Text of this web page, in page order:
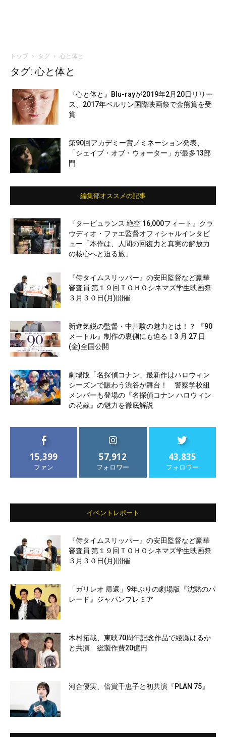
トップ タグ 心と体と
タグ: 心と体と
『心と体と』Blu-rayが2019年2月20日リリー
ス、2017年ベルリン国際映画祭で金熊賞を受
賞
第90回アカデミー賞ノミネーション発表、
「シェイプ・オブ・ウォーター」が最多13部
門
編集部オススメの記事
『タービュランス 絶空 16,000フィート』クラ
ウディオ・ファエ監督オフィシャルインタビ
ュー「本作は、人間の回復力と真実の解放力
の核心へと迫る旅」
『侍タイムスリッパー』の安田監督など豪華
審査員 第１９回ＴＯＨＯシネマズ学生映画祭
３月３０日(月)開催
新進気鋭の監督・中川駿の魅力とは！？ 『90
メートル』制作の裏側にも迫る！3 月 27 日
(金)全国公開
劇場版「名探偵コナン」最新作はハロウィン
シーズンで賑わう渋谷が舞台！ 警察学校組
メンバーも登場の『名探偵コナン ハロウィン
の花嫁』の魅力を徹底解説
15,399
ファン
57,912
フォロワー
43,835
フォロワー
イベントレポート
『侍タイムスリッパー』の安田監督など豪華
審査員 第１９回ＴＯＨＯシネマズ学生映画祭
３月３０日(月)開催
「ガリレオ 帰還」9年ぶりの劇場版『沈黙のパ
レード』ジャパンプレミア
木村拓哉、東映70周年記念作品で綾瀬はるか
と共演 総製作費20億円
河合優実、倍賞千恵子と初共演『PLAN 75』